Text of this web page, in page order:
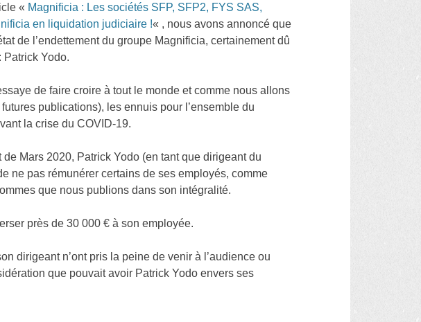
« Magnificia : Les sociétés SFP, SFP2, FYS SAS,
en liquidation judiciaire !« , nous avons annoncé que
de l’endettement du groupe Magnificia, certainement dû
Patrick Yodo.
de faire croire à tout le monde et comme nous allons
publications), les ennuis pour l’ensemble du
la crise du COVID-19.
Mars 2020, Patrick Yodo (en tant que dirigeant du
ne pas rémunérer certains de ses employés, comme
que nous publions dans son intégralité.
près de 30 000 € à son employée.
dirigeant n’ont pris la peine de venir à l’audience ou
que pouvait avoir Patrick Yodo envers ses